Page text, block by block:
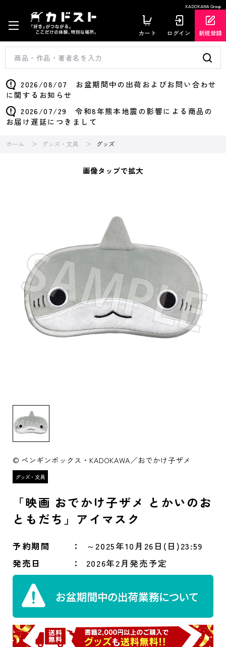
KADOKAWA Group
カート ログイン 新規登録
2026/08/07 お盆期間中の出荷およびお問い合わせ
に関するお知らせ
2026/07/29 令和8年熊本地震の影響による商品の
お届け遅延につきまして
ホーム グッズ・文具 グッズ
画像タップで拡大
© ペンギンボックス・KADOKAWA／おでかけ子ザメ
「映画 おでかけ子ザメ とかいのお
ともだち」アイマスク
予約期間
～2025年10月26日(日)23:59
発売日
2026年2月発売予定